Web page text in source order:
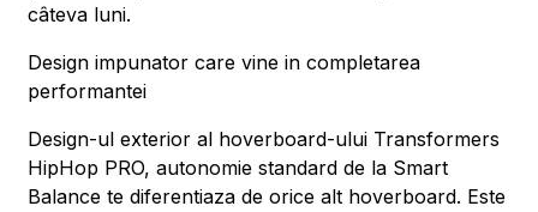
câteva luni.
Design impunator care vine in completarea
performantei
Design-ul exterior al hoverboard-ului Transformers
HipHop PRO, autonomie standard de la Smart
Balance te diferentiaza de orice alt hoverboard. Este